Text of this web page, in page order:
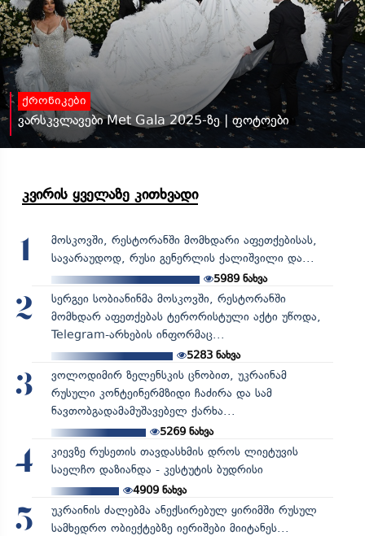
ქრონიკები
ვარსკვლავები Met Gala 2025-ზე | ფოტოები
კვირის ყველაზე კითხვადი
1
მოსკოვში, რესტორანში მომხდარი აფეთქებისას,
სავარაუდოდ, რუსი გენერლის ქალიშვილი და...
5989 ნახვა
2
სერგეი სობიანინმა მოსკოვში, რესტორანში
მომხდარ აფეთქებას ტერორისტული აქტი უწოდა,
Telegram-არხების ინფორმაც...
5283ნახვა
3
ვოლოდიმირ ზელენსკის ცნობით, უკრაინამ
რუსული კონტეინერმზიდი ჩაძირა და სამ
ნავთობგადამამუშავებელ ქარხა...
5269ნახვა
4
კიევზე რუსეთის თავდასხმის დროს ლიეტუვის
საელჩო დაზიანდა - კესტუტის ბუდრისი
4909ნახვა
5
უკრაინის ძალებმა ანექსირებულ ყირიმში რუსულ
სამხედრო ობიექტებზე იერიშები მიიტანეს...